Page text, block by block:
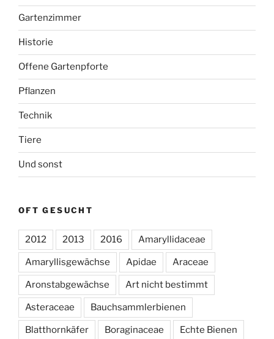
Gartenzimmer
Historie
Offene Gartenpforte
Pflanzen
Technik
Tiere
Und sonst
OFT GESUCHT
2012 2013 2016 Amaryllidaceae
Amaryllisgewächse Apidae Araceae
Aronstabgewächse Art nicht bestimmt
Asteraceae Bauchsammlerbienen
Blatthornkäfer Boraginaceae Echte Bienen